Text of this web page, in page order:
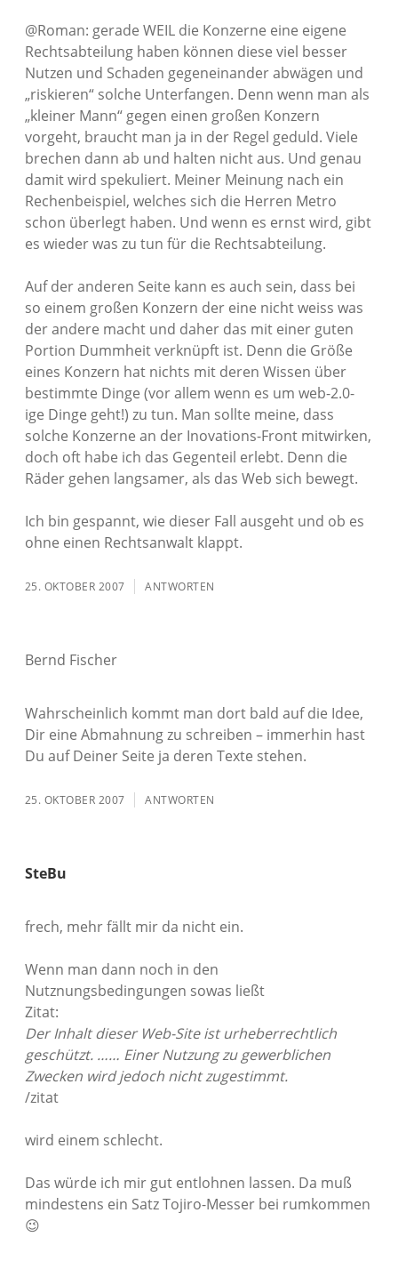
@Roman: gerade WEIL die Konzerne eine eigene
Rechtsabteilung haben können diese viel besser
Nutzen und Schaden gegeneinander abwägen und
„riskieren“ solche Unterfangen. Denn wenn man als
„kleiner Mann“ gegen einen großen Konzern
vorgeht, braucht man ja in der Regel geduld. Viele
brechen dann ab und halten nicht aus. Und genau
damit wird spekuliert. Meiner Meinung nach ein
Rechenbeispiel, welches sich die Herren Metro
schon überlegt haben. Und wenn es ernst wird, gibt
es wieder was zu tun für die Rechtsabteilung.
Auf der anderen Seite kann es auch sein, dass bei
so einem großen Konzern der eine nicht weiss was
der andere macht und daher das mit einer guten
Portion Dummheit verknüpft ist. Denn die Größe
eines Konzern hat nichts mit deren Wissen über
bestimmte Dinge (vor allem wenn es um web-2.0-
ige Dinge geht!) zu tun. Man sollte meine, dass
solche Konzerne an der Inovations-Front mitwirken,
doch oft habe ich das Gegenteil erlebt. Denn die
Räder gehen langsamer, als das Web sich bewegt.
Ich bin gespannt, wie dieser Fall ausgeht und ob es
ohne einen Rechtsanwalt klappt.
25. OKTOBER 2007 ANTWORTEN
Bernd Fischer
Wahrscheinlich kommt man dort bald auf die Idee,
Dir eine Abmahnung zu schreiben – immerhin hast
Du auf Deiner Seite ja deren Texte stehen.
25. OKTOBER 2007 ANTWORTEN
SteBu
frech, mehr fällt mir da nicht ein.
Wenn man dann noch in den
Nutznungsbedingungen sowas ließt
Zitat:
Der Inhalt dieser Web-Site ist urheberrechtlich
geschützt. …… Einer Nutzung zu gewerblichen
Zwecken wird jedoch nicht zugestimmt.
/zitat
wird einem schlecht.
Das würde ich mir gut entlohnen lassen. Da muß
mindestens ein Satz Tojiro-Messer bei rumkommen
😉